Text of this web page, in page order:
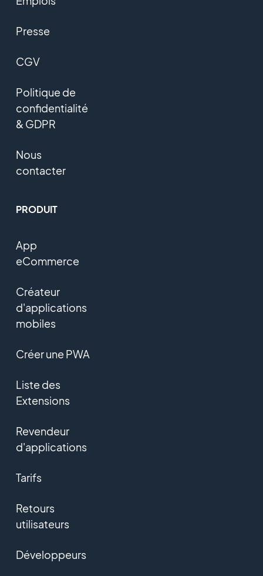
Presse
CGV
Politique de
confidentialité
& GDPR
Nous
contacter
PRODUIT
App
eCommerce
Créateur
d'applications
mobiles
Créer une PWA
Liste des
Extensions
Revendeur
d'applications
Tarifs
Retours
utilisateurs
Développeurs